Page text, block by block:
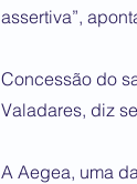
assertiva”,
Concessão do
Valadares, diz
A Aegea, uma